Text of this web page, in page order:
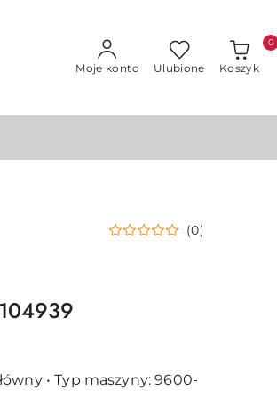
Moje konto Ulubione Koszyk
0
(0)
• Typ maszyny: 9600-